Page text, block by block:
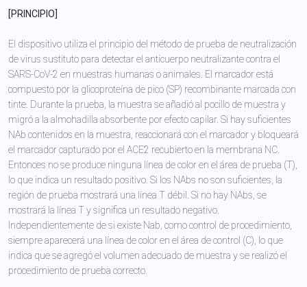
[PRINCIPIO]
El dispositivo utiliza el principio del método de prueba de neutralización
de virus sustituto para detectar el anticuerpo neutralizante contra el
SARS-CoV-2 en muestras humanas o animales. El marcador está
compuesto por la glicoproteína de pico (SP) recombinante marcada con
tinte. Durante la prueba, la muestra se añadió al pocillo de muestra y
migró a la almohadilla absorbente por efecto capilar. Si hay suficientes
NAb contenidos en la muestra, reaccionará con el marcador y bloqueará
el marcador capturado por el ACE2 recubierto en la membrana NC.
Entonces no se produce ninguna línea de color en el área de prueba (T),
lo que indica un resultado positivo. Si los NAbs no son suficientes, la
región de prueba mostrará una línea T débil. Si no hay NAbs, se
mostrará la línea T y significa un resultado negativo.
Independientemente de si existe Nab, como control de procedimiento,
siempre aparecerá una línea de color en el área de control (C), lo que
indica que se agregó el volumen adecuado de muestra y se realizó el
procedimiento de prueba correcto.